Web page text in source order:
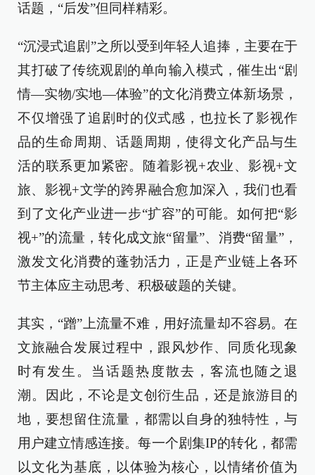
话题，“后发”但同样精彩。
“沉浸式追剧”之所以受到年轻人追捧，主要在于
其打破了传统观剧的单向输入模式，催生出“剧
情—实物/实地—体验”的文化消费立体新场景，
不仅增强了追剧时的仪式感，也拉长了影视作
品的生命周期、话题周期，使得文化产品与生
活的联系更加紧密。随着影视+农业、影视+文
旅、影视+文学的跨界融合愈加深入，我们也看
到了文化产业进一步“扩容”的可能。如何把“影
视+”的流量，转化成文旅“留量”、消费“留量”，
激发文化消费的蓬勃活力，正是产业链上各环
节主体应主动思考、积极破题的关键。
其实，“蹭”上流量不难，用好流量却不容易。在
文旅融合发展过程中，跟风炒作、同质化现象
时有发生。当话题热度散去，客流也随之退
潮。因此，不论是文创衍生品，还是旅游目的
地，要想留住流量，都需以自身的独特性，与
用户建立情感连接。每一个剧集IP的转化，都需
以文化为基底，以体验为核心，以情绪价值为